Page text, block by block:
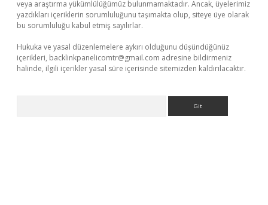
veya araştırma yükümlülüğümüz bulunmamaktadır. Ancak, üyelerimiz
yazdıkları içeriklerin sorumluluğunu taşımakta olup, siteye üye olarak
bu sorumluluğu kabul etmiş sayılırlar.
Hukuka ve yasal düzenlemelere aykırı olduğunu düşündüğünüz
içerikleri, backlinkpanelicomtr@gmail.com adresine bildirmeniz
halinde, ilgili içerikler yasal süre içerisinde sitemizden kaldırılacaktır.